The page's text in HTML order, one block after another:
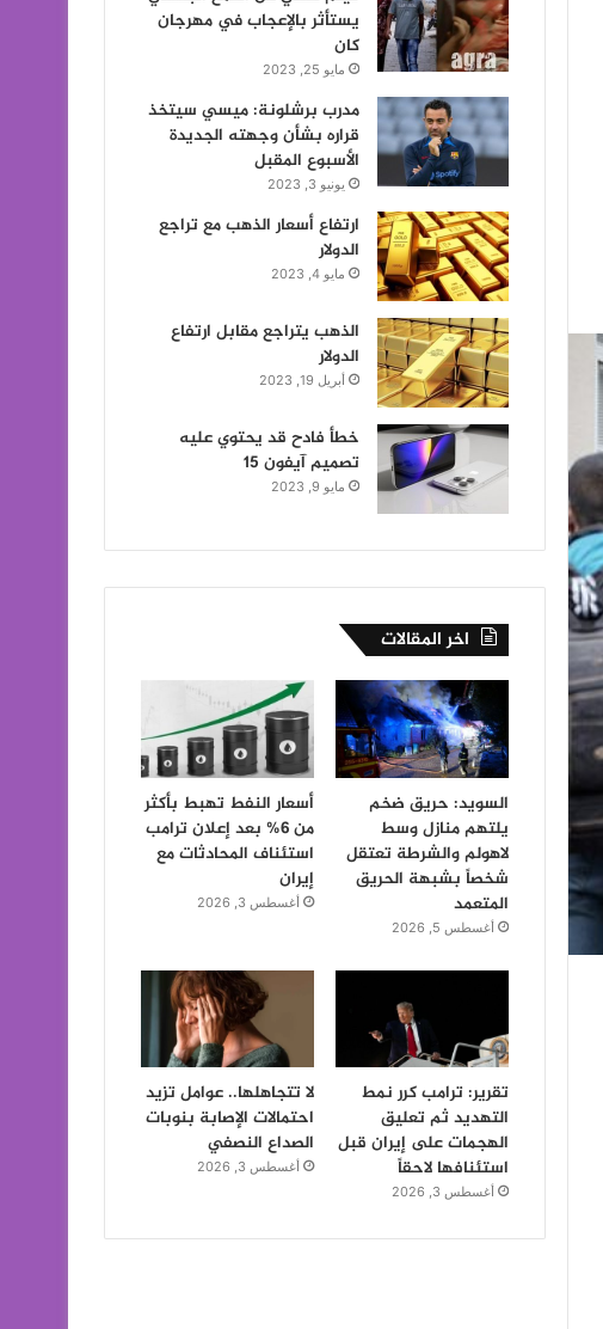
يستأثر بالإعجاب في مهرجان
كان
مايو 25, 2023
مدرب برشلونة: ميسي سيتخذ
قراره بشأن وجهته الجديدة
الأسبوع المقبل
يونيو 3, 2023
ارتفاع أسعار الذهب مع تراجع
الدولار
مايو 4, 2023
الذهب يتراجع مقابل ارتفاع
الدولار
أبريل 19, 2023
خطأ فادح قد يحتوي عليه
تصميم آيفون 15
مايو 9, 2023
اخر المقالات
السويد: حريق ضخم
يلتهم منازل وسط
لاهولم والشرطة تعتقل
شخصاً بشبهة الحريق
المتعمد
أغسطس 5, 2026
أسعار النفط تهبط بأكثر
من 6% بعد إعلان ترامب
استئناف المحادثات مع
إيران
أغسطس 3, 2026
تقرير: ترامب كرر نمط
التهديد ثم تعليق
الهجمات على إيران قبل
استئنافها لاحقاً
أغسطس 3, 2026
لا تتجاهلها.. عوامل تزيد
احتمالات الإصابة بنوبات
الصداع النصفي
أغسطس 3, 2026